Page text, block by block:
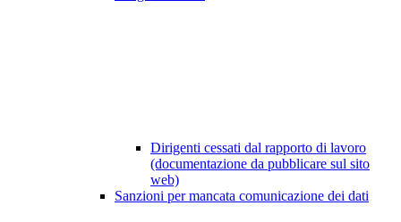
Dirigenti cessati dal rapporto di lavoro
(documentazione da pubblicare sul sito
web)
Sanzioni per mancata comunicazione dei dati